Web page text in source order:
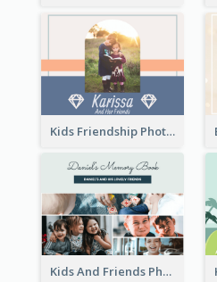
Kids Friendship Photo Book
Kids And Friends Photo Book